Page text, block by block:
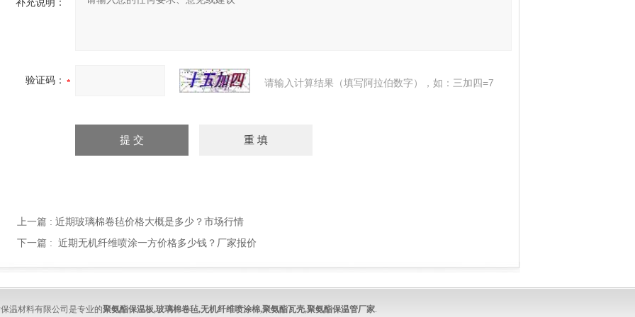
补充说明：
验证码： 请输入计算结果（填写阿拉伯数字），如：三加四=7
上一篇 : 近期玻璃棉卷毡价格大概是多少？市场行情
下一篇 : 近期无机纤维喷涂一方价格多少钱？厂家报价
温材料有限公司是专业的聚氨酯保温板,玻璃棉卷毡,无机纤维喷涂棉,聚氨酯瓦壳,聚氨酯保温管厂家.